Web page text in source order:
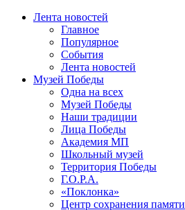
Лента новостей
Главное
Популярное
События
Лента новостей
Музей Победы
Одна на всех
Музей Победы
Наши традиции
Лица Победы
Академия МП
Школьный музей
Территория Победы
Г.О.Р.А.
«Поклонка»
Центр сохранения памяти